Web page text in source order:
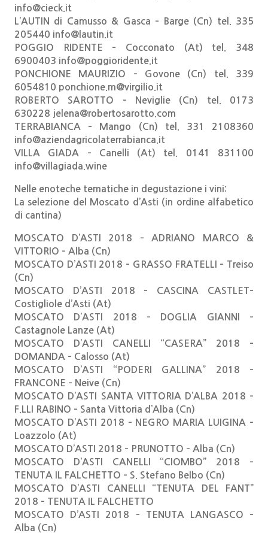
info@cieck.it
L’AUTIN di Camusso & Gasca – Barge (Cn) tel. 335
205440 info@lautin.it
POGGIO RIDENTE – Cocconato (At) tel. 348
6900403 info@poggioridente.it
PONCHIONE MAURIZIO – Govone (Cn) tel. 339
6054810 ponchione.m@virgilio.it
ROBERTO SAROTTO – Neviglie (Cn) tel. 0173
630228 jelena@robertosarotto.com
TERRABIANCA – Mango (Cn) tel. 331 2108360
info@aziendagricolaterrabianca.it
VILLA GIADA – Canelli (At) tel. 0141 831100
info@villagiada.wine
Nelle enoteche tematiche in degustazione i vini:
La selezione del Moscato d’Asti (in ordine alfabetico
di cantina)
MOSCATO D’ASTI 2018 – ADRIANO MARCO &
VITTORIO – Alba (Cn)
MOSCATO D’ASTI 2018 – GRASSO FRATELLI – Treiso
(Cn)
MOSCATO D’ASTI 2018 – CASCINA CASTLET–
Costigliole d’Asti (At)
MOSCATO D’ASTI 2018 – DOGLIA GIANNI –
Castagnole Lanze (At)
MOSCATO D’ASTI CANELLI “CASERA” 2018 –
DOMANDA – Calosso (At)
MOSCATO D’ASTI “PODERI GALLINA” 2018 –
FRANCONE – Neive (Cn)
MOSCATO D’ASTI SANTA VITTORIA D’ALBA 2018 –
F.LLI RABINO – Santa Vittoria d’Alba (Cn)
MOSCATO D’ASTI 2018 – NEGRO MARIA LUIGINA –
Loazzolo (At)
MOSCATO D’ASTI 2018 – PRUNOTTO – Alba (Cn)
MOSCATO D’ASTI CANELLI “CIOMBO” 2018 –
TENUTA IL FALCHETTO – S. Stefano Belbo (Cn)
MOSCATO D’ASTI CANELLI “TENUTA DEL FANT”
2018 – TENUTA IL FALCHETTO
MOSCATO D’ASTI 2018 – TENUTA LANGASCO –
Alba (Cn)